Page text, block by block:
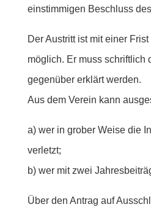
einstimmigen Beschluss
Der Austritt ist mit einer
möglich. Er muss schriftlich
gegenüber erklärt werden.
Aus dem Verein kann
a) wer in grober Weise die
verletzt;
b) wer mit zwei
Über den Antrag auf